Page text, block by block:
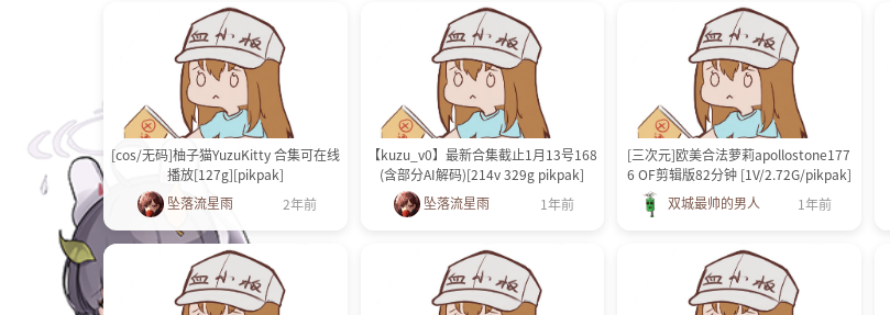
[cos/无码]柚子猫YuzuKitty 合集可在线
播放[127g][pikpak]
坠落流星雨
2年前
【kuzu_v0】最新合集截止1月13号168
(含部分AI解码)[214v 329g pikpak]
坠落流星雨
1年前
[三次元]欧美合法萝莉apollostone177
6 OF剪辑版82分钟 [1V/2.72G/pikpak]
双城最帅的男人
1年前